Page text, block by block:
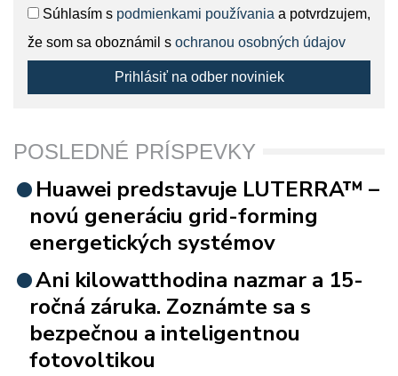
Súhlasím s podmienkami používania a potvrdzujem,
že som sa oboznámil s ochranou osobných údajov
Prihlásiť na odber noviniek
POSLEDNÉ PRÍSPEVKY
Huawei predstavuje LUTERRA™ –
novú generáciu grid-forming
energetických systémov
Ani kilowatthodina nazmar a 15-
ročná záruka. Zoznámte sa s
bezpečnou a inteligentnou
fotovoltikou